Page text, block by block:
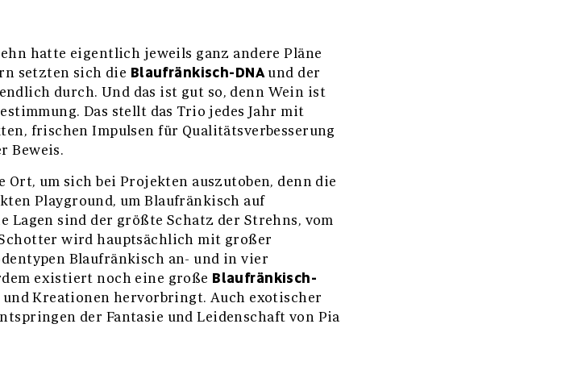
hatte eigentlich jeweils ganz andere Pläne
setzten sich die Blaufränkisch-DNAund der
durch. Und das ist gut so, denn Wein ist
Das stellt das Trio jedes Jahr mit
frischen Impulsen für Qualitätsverbesserung
Beweis.
um sich bei Projekten auszutoben, denn die
Playground, um Blaufränkisch auf
Lagen sind der größte Schatz der Strehns, vom
wird hauptsächlich mit großer
Blaufränkisch an- und in vier
existiert noch eine große Blaufränkisch-
und Kreationen hervorbringt. Auch exotischer
der Fantasie und Leidenschaft von Pia